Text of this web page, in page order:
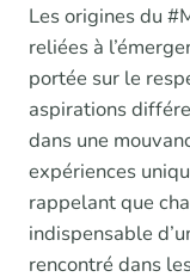
Les origines du
reliées à
portée sur le
aspirations
dans une
expériences
rappelant que
indispensable
rencontré dans